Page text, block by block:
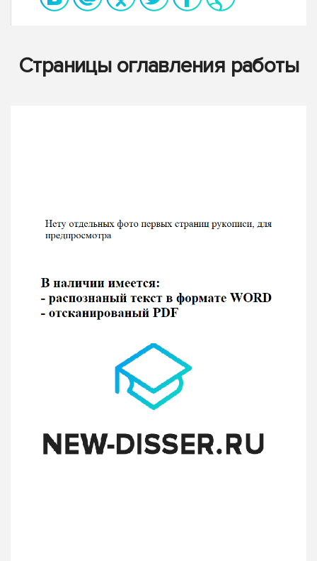
Страницы оглавления работы